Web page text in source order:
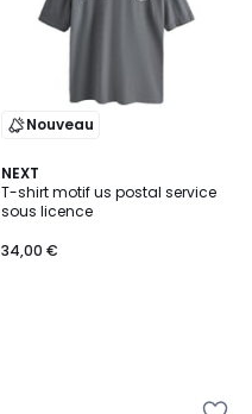
Nouveau
NEXT
T-shirt motif us postal service
sous licence
34,00 €